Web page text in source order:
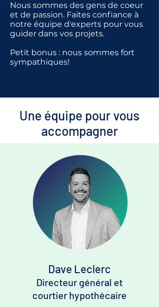
Nous sommes des gens de coeur
et de passion. Faites confiance à
notre équipe d'experts pour vous
guider dans vos projets.
Petit bonus : nous sommes fort
sympathiques!
Une équipe pour vous
accompagner
Dave Leclerc
Directeur général et
courtier hypothécaire